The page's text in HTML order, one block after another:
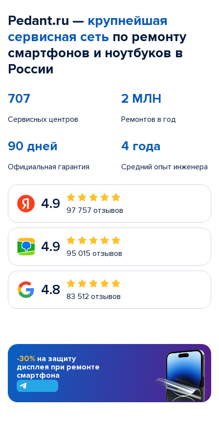
Pedant.ru — крупнейшая
сервисная сеть по ремонту
смартфонов и ноутбуков в
России
707
Сервисных центров
2 МЛН
Ремонтов в год
90 дней
Официальная гарантия
4 года
Средний опыт инженера
4.9 97 757 отзывов
4.9 95 015 отзывов
4.8 83 512 отзывов
-30% на защиту
дисплея при ремонте
смартфона